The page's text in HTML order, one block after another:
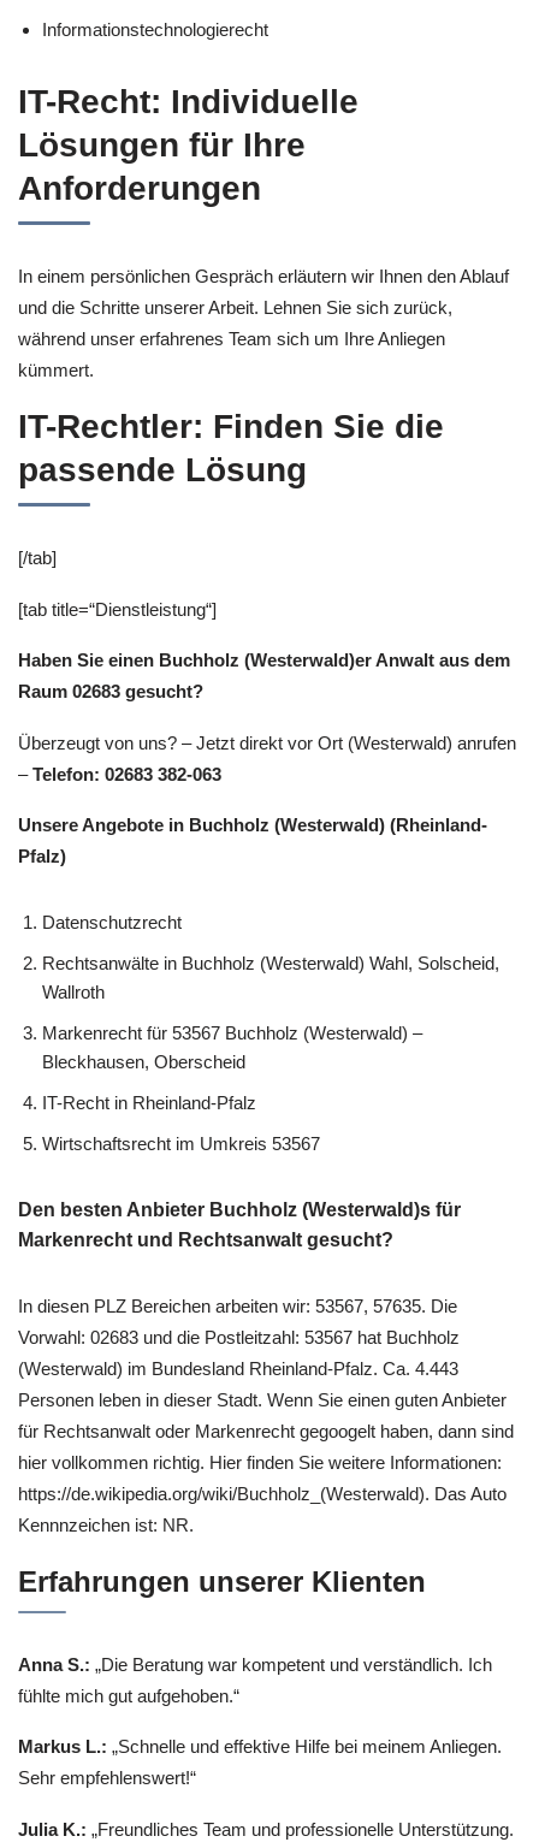
Informationstechnologierecht
IT-Recht: Individuelle
Lösungen für Ihre
Anforderungen
In einem persönlichen Gespräch erläutern wir Ihnen den Ablauf
und die Schritte unserer Arbeit. Lehnen Sie sich zurück,
während unser erfahrenes Team sich um Ihre Anliegen
kümmert.
IT-Rechtler: Finden Sie die
passende Lösung
[/tab]
[tab title=“Dienstleistung“]
Haben Sie einen Buchholz (Westerwald)er Anwalt aus dem
Raum 02683 gesucht?
Überzeugt von uns? – Jetzt direkt vor Ort (Westerwald) anrufen
–Telefon: 02683 382-063
Unsere Angebote in Buchholz (Westerwald) (Rheinland-
Pfalz)
Datenschutzrecht
Rechtsanwälte in Buchholz (Westerwald) Wahl, Solscheid,
Wallroth
Markenrecht für 53567 Buchholz (Westerwald) –
Bleckhausen, Oberscheid
IT-Recht in Rheinland-Pfalz
Wirtschaftsrecht im Umkreis 53567
Den besten Anbieter Buchholz (Westerwald)s für
Markenrecht und Rechtsanwalt gesucht?
In diesen PLZ Bereichen arbeiten wir: 53567, 57635. Die
Vorwahl: 02683 und die Postleitzahl: 53567 hat Buchholz
(Westerwald) im Bundesland Rheinland-Pfalz. Ca. 4.443
Personen leben in dieser Stadt. Wenn Sie einen guten Anbieter
für Rechtsanwalt oder Markenrecht gegoogelt haben, dann sind
hier vollkommen richtig. Hier finden Sie weitere Informationen:
https://de.wikipedia.org/wiki/Buchholz_(Westerwald). Das Auto
Kennnzeichen ist: NR.
Erfahrungen unserer Klienten
Anna S.: „Die Beratung war kompetent und verständlich. Ich
fühlte mich gut aufgehoben.“
Markus L.: „Schnelle und effektive Hilfe bei meinem Anliegen.
Sehr empfehlenswert!“
Julia K.: „Freundliches Team und professionelle Unterstützung.